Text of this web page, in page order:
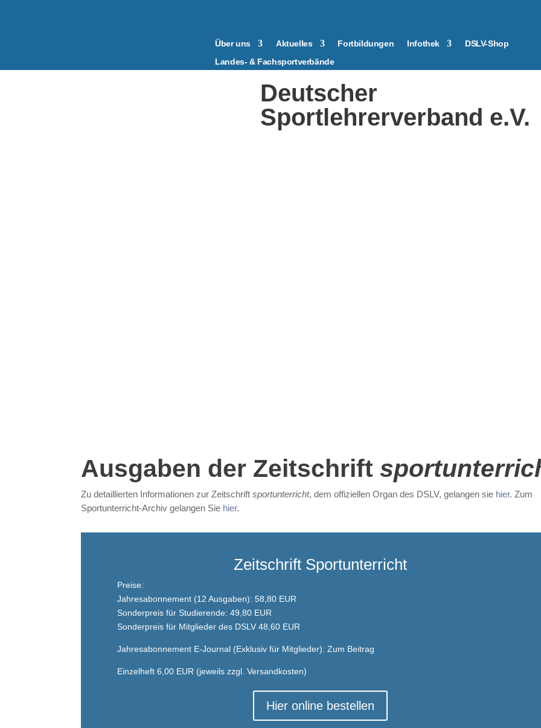
Über uns Aktuelles Fortbildungen Infothek
DSLV-Shop
Landes- & Fachsportverbände
Deutscher
Sportlehrerverband e.V.
Ausgaben der Zeitschrift
Zudetaillierten Informationen zur Zeitschriftsportunterricht, dem offiziellen Organ des DSLV, gelangen sie hier. Zum
Sportunterricht-Archiv gelangen Sie hier.
Zeitschrift Sportunterricht
Preise:
Jahresabonnement (12 Ausgaben): 58,80 EUR
Sonderpreis für Studierende: 49,80 EUR
Sonderpreis für Mitglieder des DSLV 48,60 EUR
Jahresabonnement E-Journal (Exklusiv für Mitglieder):Zum Beitrag
Einzelheft 6,00 EUR (jeweils zzgl. Versandkosten)
Hier online bestellen